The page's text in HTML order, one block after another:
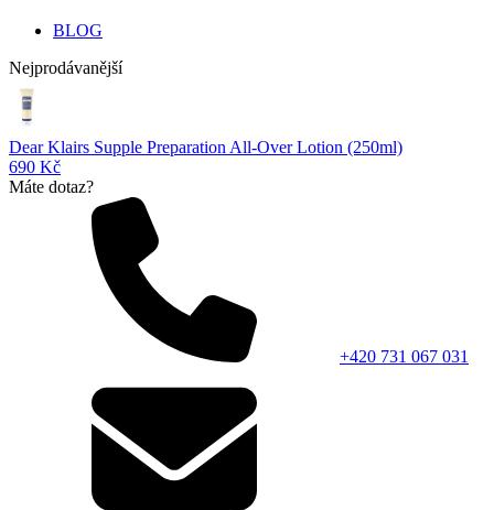
BLOG
Nejprodávanější
Dear Klairs Supple Preparation All-Over Lotion (250ml)
690 Kč
Máte dotaz?
+420 731 067 031